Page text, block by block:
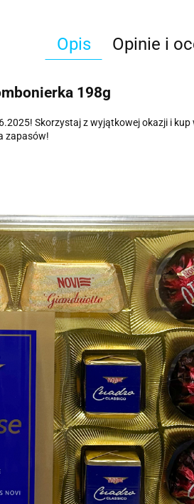
Opis Opinie i
198g
Skorzystaj z wyjątkowej okazji i
zapasów!